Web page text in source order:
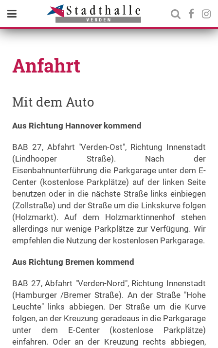
Anfahrt
Mit dem Auto
Aus Richtung Hannover kommend
BAB 27, Abfahrt "Verden-Ost", Richtung Innenstadt
(Lindhooper Straße). Nach der
Eisenbahnunterführung die Parkgarage unter dem E-
Center (kostenlose Parkplätze) auf der linken Seite
benutzen oder in die nächste Straße links einbiegen
(Zollstraße) und der Straße um die Linkskurve folgen
(Holzmarkt). Auf dem Holzmarktinnenhof stehen
allerdings nur wenige Parkplätze zur Verfügung. Wir
empfehlen die Nutzung der kostenlosen Parkgarage.
Aus Richtung Bremen kommend
BAB 27, Abfahrt "Verden-Nord", Richtung Innenstadt
(Hamburger /Bremer Straße). An der Straße "Hohe
Leuchte" links abbiegen. Der Straße um die Kurve
folgen, an der Kreuzung geradeaus in die Parkgarage
unter dem E-Center (kostenlose Parkplätze)
einfahren. Oder an der Kreuzung rechts abbiegen,